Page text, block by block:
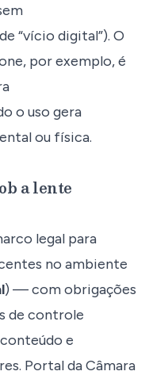
“vício digital”). O
por exemplo, é
o uso gera
ou física.
a lente
legal para
no ambiente
) — com obrigações
de controle
e
Portal da Câmara